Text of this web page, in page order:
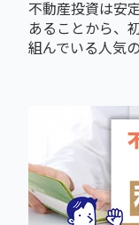
不動産投資は安
あることから、
組んでいる人気